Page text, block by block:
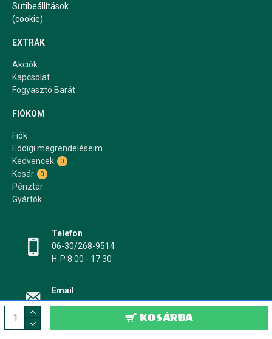
KOSÁRBA
Sütibeállítások
(cookie)
EXTRÁK
Akciók
Kapcsolat
Fogyasztó Barát
FIÓKOM
Fiók
Eddigi megrendeléseim
Kedvencek
0
Kosár 0
Pénztár
Gyártók
Telefon
06-30/268-9514
H-P 8:00 - 17:30
Email
info@papir17.hu